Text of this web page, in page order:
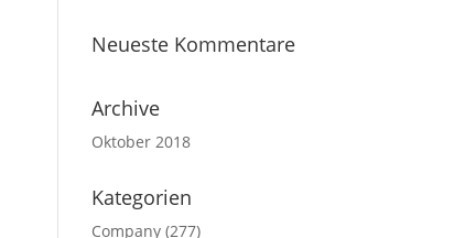
Neueste Kommentare
Archive
Oktober 2018
Kategorien
Company (277)